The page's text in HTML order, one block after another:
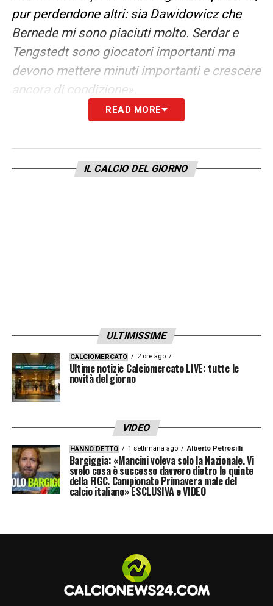
pur perdendone altri: sia Dawidowicz che
Bernede mi sono piaciuti molto. Serdar e
Tengstedt sono giocatori importanti ma
devono mettere minuti importanti e crescere
ancora di condizione».
READ MORE
IL CALCIO DEL GIORNO
ULTIMISSIME
CALCIOMERCATO 2 ore ago
Ultime notizie Calciomercato LIVE: tutte le
novità del giorno
VIDEO
HANNO DETTO 1 settimana ago Alberto Petrosilli
Bargiggia: «Mancini voleva solo la Nazionale. Vi
svelo cosa è successo davvero dietro le quinte
della FIGC. Campionato Primavera male del
calcio italiano» ESCLUSIVA e VIDEO